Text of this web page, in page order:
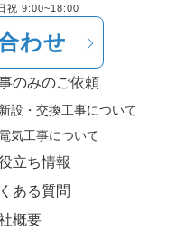
祝 9:00~18:00
わせ
のみのご依頼
新設・交換工事について
電気工事について
立ち情報
ある質問
概要